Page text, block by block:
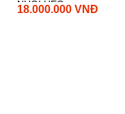
NUÔI HEO
18.000.000 VNĐ